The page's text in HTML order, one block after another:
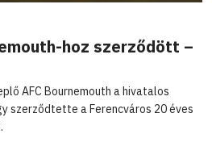
hoz szerződött –
AFC Bournemouth a hivatalos
szerződtette a Ferencváros 20 éves